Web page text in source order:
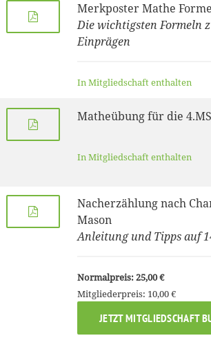
Merkposter Mathe
Die wichtigsten Formeln
Einprägen
In Mitgliedschaft enthalten
Matheübung für die 4.MS
In Mitgliedschaft enthalten
Nacherzählung nach
Mason
Anleitung und Tipps auf
Normalpreis: 25,00 €
Mitgliederpreis: 10,00 €
JETZT MITGLIEDSCHAFT